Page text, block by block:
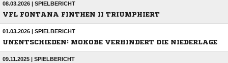
08.03.2026 | SPIELBERICHT
VFL FONTANA FINTHEN II TRIUMPHIERT
01.03.2026 | SPIELBERICHT
UNENTSCHIEDEN: MOKOBE VERHINDERT DIE NIEDERLAGE
09.11.2025 | SPIELBERICHT